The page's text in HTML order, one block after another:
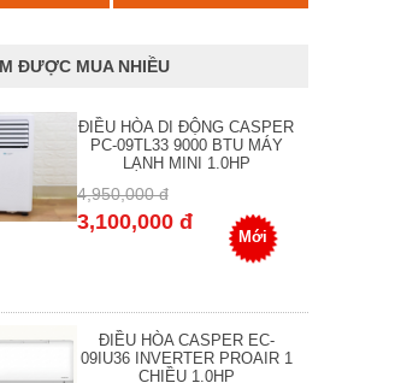
ĐƯỢC MUA NHIỀU
ĐIỀU HÒA DI ĐỘNG CASPER
PC-09TL33 9000 BTU MÁY
LẠNH MINI 1.0HP
4,950,000 đ
3,100,000 đ
Mới
ĐIỀU HÒA CASPER EC-
09IU36 INVERTER PROAIR 1
CHIỀU 1.0HP